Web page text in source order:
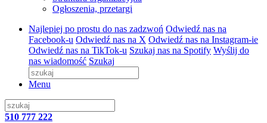
Ogłoszenia, przetargi
Najlepiej po prostu do nas zadzwoń Odwiedź nas na
Facebook-u Odwiedź nas na X Odwiedź nas na Instagram-ie
Odwiedź nas na TikTok-u Szukaj nas na Spotify Wyślij do
nas wiadomość Szukaj
Menu
510 777 222